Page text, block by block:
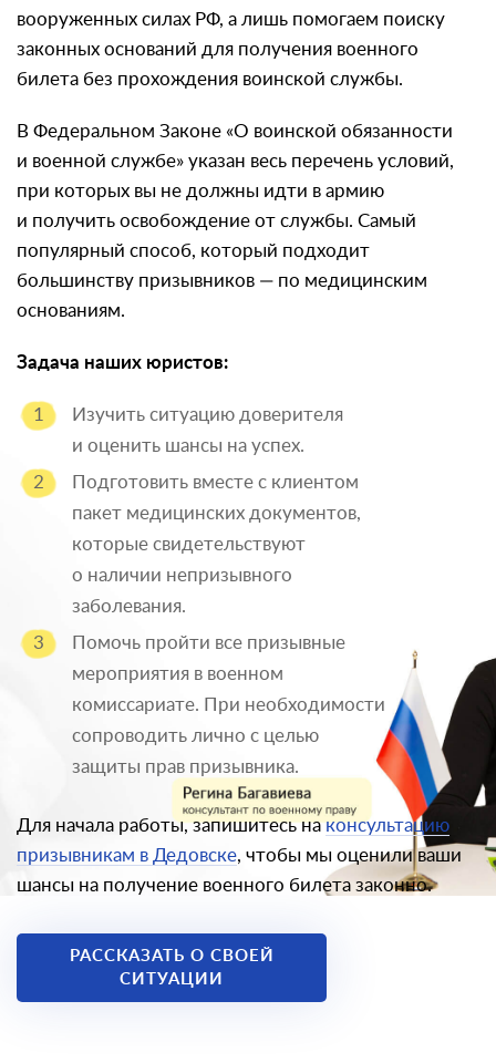
вооруженных силах РФ, а лишь помогаем поиску
законных оснований для получения военного
билета без прохождения воинской службы.
В Федеральном Законе «О воинской обязанности
и военной службе» указан весь перечень условий,
при которых вы не должны идти в армию
и получить освобождение от службы. Самый
популярный способ, который подходит
большинству призывников — по медицинским
основаниям.
Задача наших юристов:
Изучить ситуацию доверителя
и оценить шансы на успех.
Подготовить вместе с клиентом
пакет медицинских документов,
которые свидетельствуют
о наличии непризывного
заболевания.
Помочь пройти все призывные
мероприятия в военном
комиссариате. При необходимости
сопроводить лично с целью
защиты прав призывника.
Для начала работы, запишитесь наконсультацию
призывникам в Дедовске, чтобы мы оценили ваши
шансы на получение военного билета законно.
РАССКАЗАТЬ О СВОЕЙ
СИТУАЦИИ